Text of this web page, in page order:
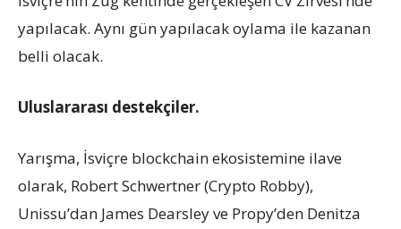
yapılacak. Aynı gün yapılacak oylama ile kazanan
belli olacak.
Uluslararası destekçiler.
Yarışma, İsviçre blockchain ekosistemine ilave
olarak, Robert Schwertner (Crypto Robby),
Unissu’dan James Dearsley ve Propy’den Denitza